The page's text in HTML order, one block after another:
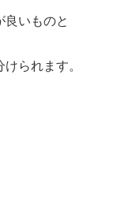
良いものと
られます。